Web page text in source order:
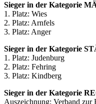
Sieger in der Kategorie
1. Platz: Wies
2. Platz: Arnfels
3. Platz: Anger
Sieger in der Kategorie
1. Platz: Judenburg
2. Platz: Fehring
3. Platz: Kindberg
Sieger in der Kategorie
Auszeichnung: Verband